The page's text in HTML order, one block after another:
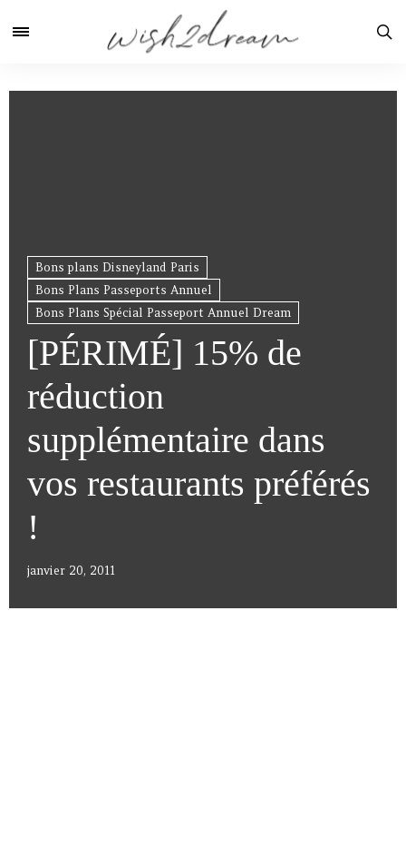
Bons plans Disneyland Paris
Bons Plans Passeports Annuel
Bons Plans Spécial Passeport Annuel Dream
[PÉRIMÉ] 15% de
réduction
supplémentaire dans
vos restaurants préférés
!
janvier 20, 2011